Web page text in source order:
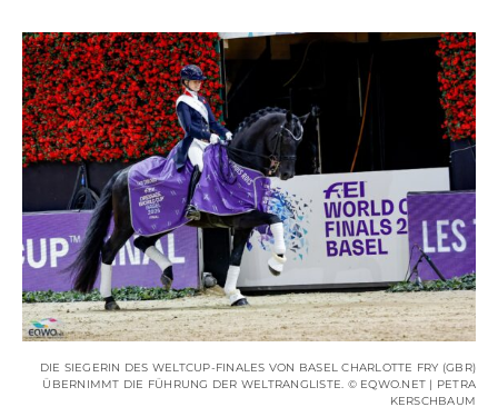
DIE SIEGERIN DES WELTCUP-FINALES VON BASEL CHARLOTTE FRY (GBR)
ÜBERNIMMT DIE FÜHRUNG DER WELTRANGLISTE. © EQWO.NET | PETRA
KERSCHBAUM